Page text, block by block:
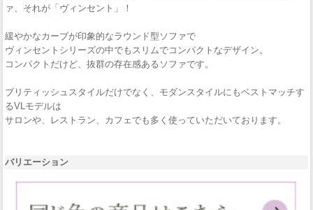
ァ、それが「ヴィンセント」！
緩やかなカーブが印象的なラウンド型ソファで
ヴィンセントシリーズの中でもスリムでコンパクトなデザイン。
コンパクトだけど、抜群の存在感あるソファです。
ブリティッシュスタイルだけでなく、モダンスタイルにもベストマッチす
るVLモデルは
サロンや、レストラン、カフェでも多く使っていただいております。
バリエーション